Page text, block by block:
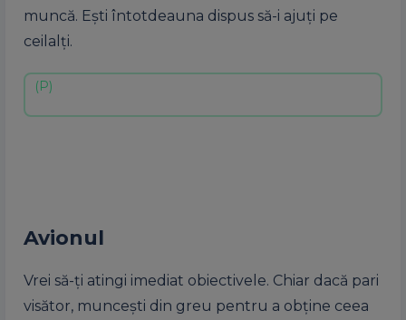
muncă. Ești întotdeauna dispus să-i ajuți pe
ceilalți.
Avionul
Vrei să-ți atingi imediat obiectivele. Chiar dacă pari
visător, muncești din greu pentru a obține ceea